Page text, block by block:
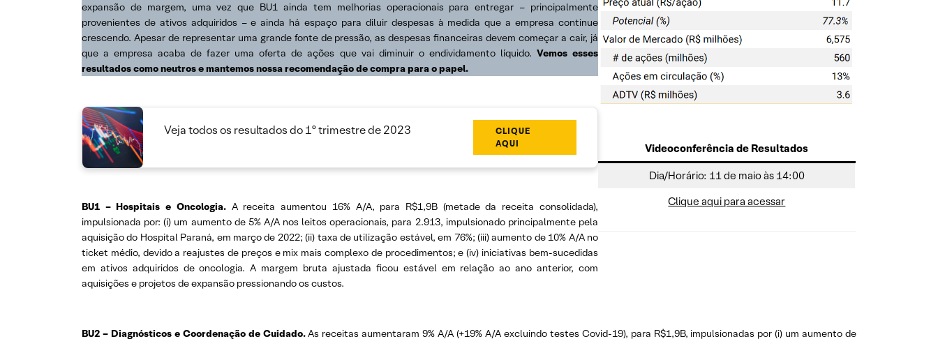
expansão de margem, uma vez que BU1 ainda tem melhorias operacionais para entregar – principalmente
provenientes de ativos adquiridos – e ainda há espaço para diluir despesas à medida que a empresa continue
crescendo. Apesar de representar uma grande fonte de pressão, as despesas financeiras devem começar a cair, já
que a empresa acaba de fazer uma oferta de ações que vai diminuir o endividamento líquido. Vemos esses
resultados como neutros e mantemos nossa recomendação de compra para o papel.
Veja todos os resultados do 1º trimestre de 2023
CLIQUE
AQUI
BU1 – Hospitais e Oncologia. A receita aumentou 16% A/A, para R$1,9B (metade da receita consolidada),
impulsionada por: (i) um aumento de 5% A/A nos leitos operacionais, para 2.913, impulsionado principalmente pela
aquisição do Hospital Paraná, em março de 2022; (ii) taxa de utilização estável, em 76%; (iii) aumento de 10% A/A no
ticket médio, devido a reajustes de preços e mix mais complexo de procedimentos; e (iv) iniciativas bem-sucedidas
em ativos adquiridos de oncologia. A margem bruta ajustada ficou estável em relação ao ano anterior, com
aquisições e projetos de expansão pressionando os custos.
Videoconferência de Resultados
Dia/Horário: 11 de maio às 14:00
Clique aqui para acessar
BU2 – Diagnósticos e Coordenação de Cuidado.As receitas aumentaram 9% A/A (+19% A/A excluindo testes Covid-19), para R$1,9B, impulsionadas por (i) um aumento de